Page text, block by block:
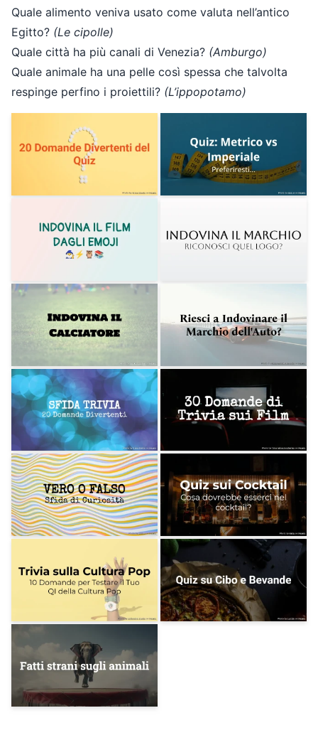
Quale alimento veniva usato come valuta nell’antico
Egitto? (Le cipolle)
Quale città ha più canali di Venezia? (Amburgo)
Quale animale ha una pelle così spessa che talvolta
respinge perfino i proiettili? (L’ippopotamo)